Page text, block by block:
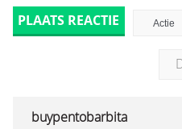
PLAATS REACTIE
buypentobarbita